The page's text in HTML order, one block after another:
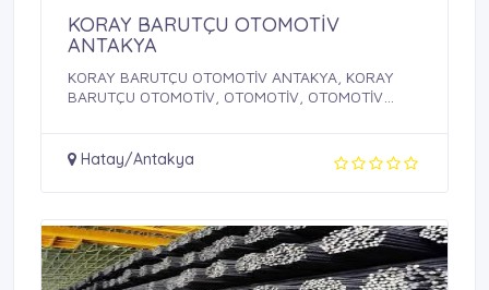
KORAY BARUTÇU OTOMOTİV
ANTAKYA
KORAY BARUTÇU OTOMOTİV ANTAKYA, KORAY
BARUTÇU OTOMOTİV, OTOMOTİV, OTOMOTİV
Hatay/Antakya